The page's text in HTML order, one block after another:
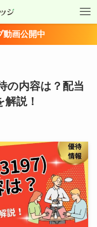
動画公開中
の内容は？配当
説！